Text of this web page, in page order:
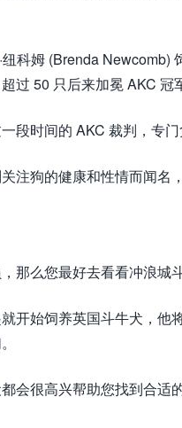
科姆 (Brenda Newcomb)
过 50 只后来加冕 AKC 冠
段时间的 AKC 裁判，专门
注狗的健康和性情而闻名
那么您最好去看看冲浪城斗
开始饲养英国斗牛犬，
会很高兴帮助您找到合适